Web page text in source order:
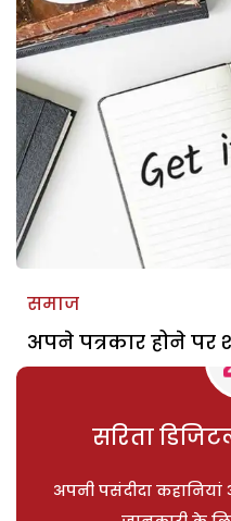
समाज
अपने पत्रकार होने पर
सरिता
अपनी पसंदीदा